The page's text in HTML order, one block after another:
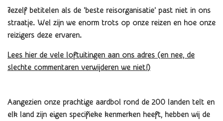
Jezelf betitelen als de 'beste reisorganisatie' past niet in ons
straatje. Wel zijn we enorm trots op onze reizen en hoe onze
reizigers deze ervaren.
Lees hier de vele loftuitingen aan ons adres (en nee, de
slechte commentaren verwijderen we niet!)
Aangezien onze prachtige aardbol rond de 200 landen telt en
elk land zijn eigen specifieke kenmerken heeft, hebben wij de